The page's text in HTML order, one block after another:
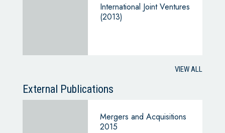
International Joint Ventures
(2013)
VIEW ALL
External Publications
Mergers and Acquisitions
2015